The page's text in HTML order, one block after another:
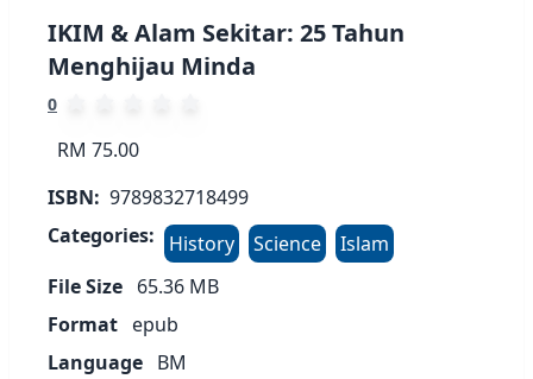
IKIM & Alam Sekitar: 25 Tahun
Menghijau Minda
0
RM 75.00
ISBN: 9789832718499
Categories:
History Science
Islam
File Size 65.36 MB
Format epub
Language BM